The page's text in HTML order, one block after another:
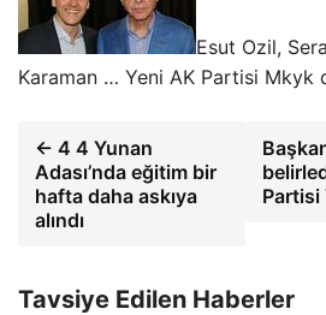
Esut Ozil,
Karaman … Yeni AK Partisi Mkyk
← 4 4 Yunan
Adası’nda eğitim bir
hafta daha askıya
alındı
Tavsiye Edilen Haberler